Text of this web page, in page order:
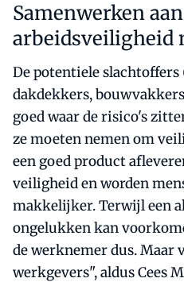
Samenwerken aan
arbeidsveiligheid
De potentiele slachtoffers
dakdekkers,
goed waar de risico's
ze moeten nemen om
een goed product
veiligheid en worden
makkelijker. Terwijl een
ongelukken kan
de werknemer dus. Maar
werkgevers", aldus Cees